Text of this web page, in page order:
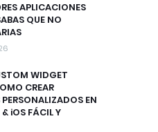
APLICACIONES
QUE NO
WIDGET
CREAR
EN
iOS FÁCIL Y